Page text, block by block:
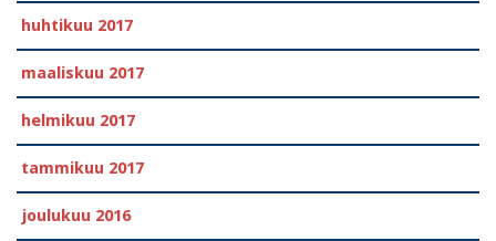
huhtikuu 2017
maaliskuu 2017
helmikuu 2017
tammikuu 2017
joulukuu 2016